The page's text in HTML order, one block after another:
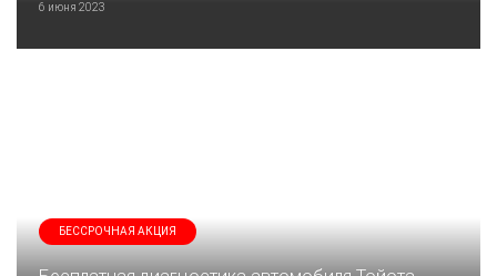
6 июня 2023
БЕССРОЧНАЯ АКЦИЯ